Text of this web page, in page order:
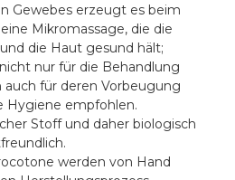
Gewebes erzeugt es beim
Mikromassage, die die
die Haut gesund hält;
nur für die Behandlung
auch für deren Vorbeugung
Hygiene empfohlen.
Stoff und daher biologisch
werden von Hand